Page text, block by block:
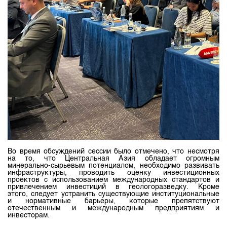
Во время обсуждений сессии было отмечено, что несмотря
на то, что Центральная Азия обладает огромным
минерально-сырьевым потенциалом, необходимо развивать
инфраструктуры, проводить оценку инвестиционных
проектов с использованием международных стандартов и
привлечением инвестиций в геологоразведку. Кроме
этого,следует устранить существующие институциональные
и нормативные барьеры, которые препятствуют
отечественным и международным предприятиям и
инвесторам.